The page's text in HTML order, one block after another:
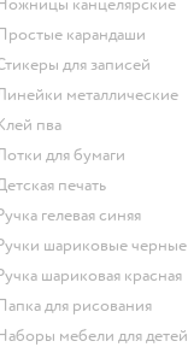
Ножницы канцелярские
Простые карандаши
Стикеры для записей
Линейки металлические
Клей пва
Лотки для бумаги
Детская печать
Ручка гелевая синяя
Ручки шариковые черные
Ручка шариковая красная
Папка для рисования
Наборы мебели для детей